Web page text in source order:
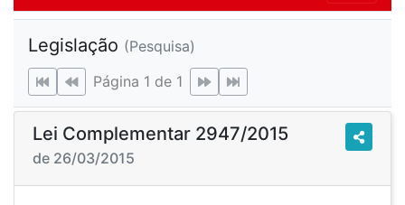
Legislação (Pesquisa)
Página 1 de 1
Lei Complementar 2947/2015
de 26/03/2015